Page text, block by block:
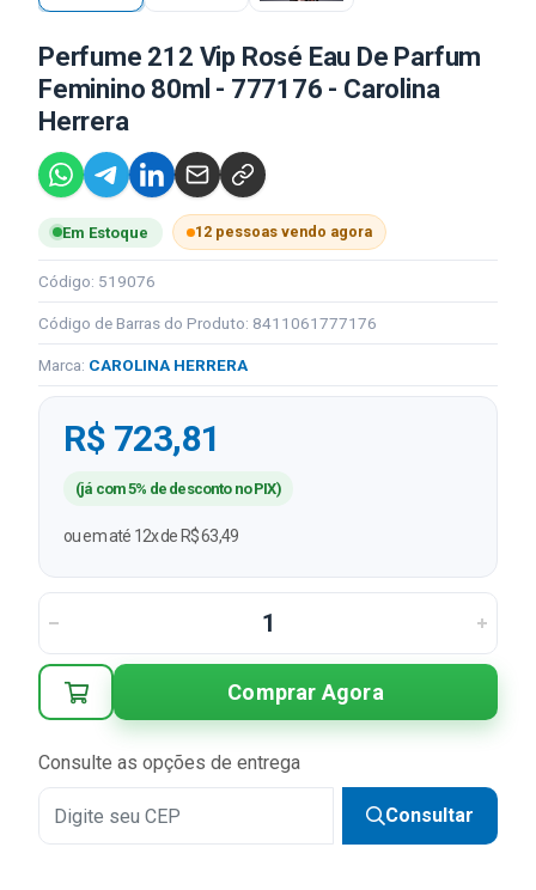
Perfume 212 Vip Rosé Eau De Parfum
Feminino 80ml - 777176 - Carolina
Herrera
Em Estoque 12 pessoas vendo agora
Código: 519076
Código de Barras do Produto: 8411061777176
Marca: CAROLINA HERRERA
R$ 723,81
(já com 5% de desconto no PIX)
ou em até 12x de R$ 63,49
Comprar Agora
Consulte as opções de entrega
Consultar